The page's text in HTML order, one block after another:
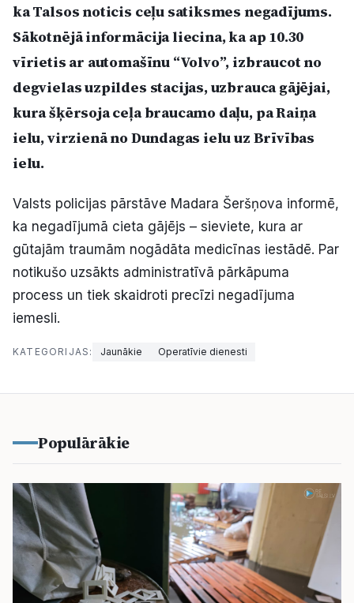
Sludinājumi
Pasākumi
Reklāma
Politiskā reklāma
Kontakti
Ziņo redakcijai
Facebook
E-avīze Abonē
ka Talsos noticis ceļu satiksmes negadījums.
Sākotnējā informācija liecina, ka ap 10.30
vīrietis ar automašīnu “Volvo”, izbraucot no
degvielas uzpildes stacijas, uzbrauca gājējai,
kura šķērsoja ceļa braucamo daļu, pa Raiņa
ielu, virzienā no Dundagas ielu uz Brīvības
ielu.
Valsts policijas pārstāve Madara Šeršņova informē,
ka negadījumā cieta gājējs – sieviete, kura ar
gūtajām traumām nogādāta medicīnas iestādē. Par
notikušo uzsākts administratīvā pārkāpuma
process un tiek skaidroti precīzi negadījuma
iemesli.
KATEGORIJAS: Jaunākie Operatīvie dienesti
Populārākie